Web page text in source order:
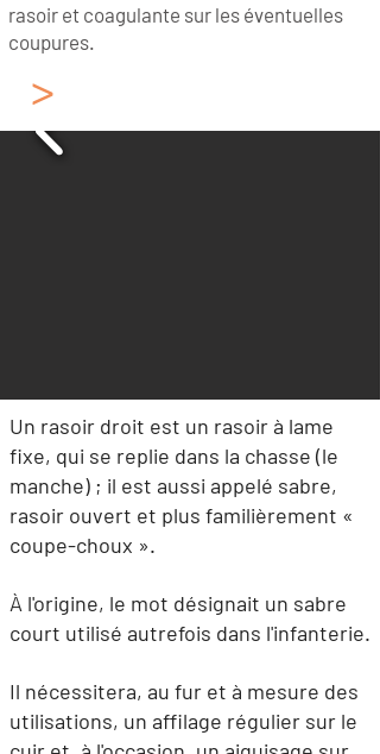
rasoir et coagulante sur les éventuelles
coupures.
>
Un rasoir droit est un rasoir à lame
fixe, qui se replie dans la chasse (le
manche) ; il est aussi appelé sabre,
rasoir ouvert et plus familièrement «
coupe-choux ».
À l'origine, le mot désignait un sabre
court utilisé autrefois dans l'infanterie.
Il nécessitera, au fur et à mesure des
utilisations, un affilage régulier sur le